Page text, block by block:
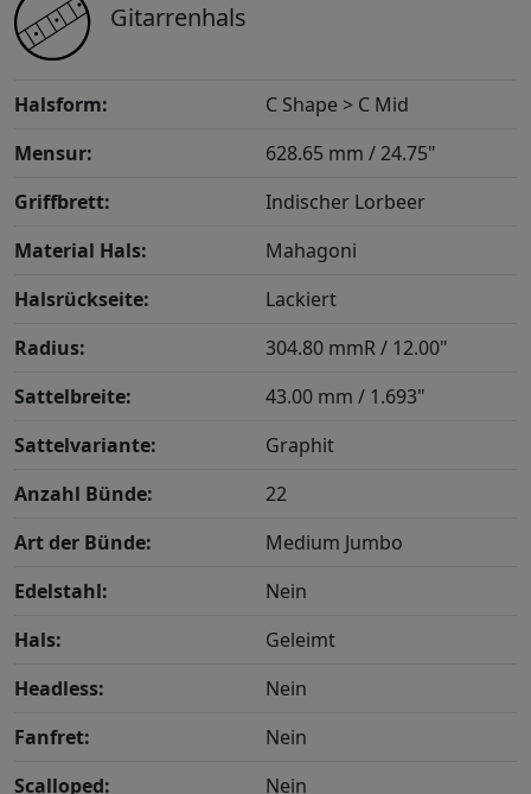
Gitarrenhals
Halsform:
C Shape > C Mid
Mensur:
628.65 mm / 24.75"
Griffbrett:
Indischer Lorbeer
Material Hals:
Mahagoni
Halsrückseite:
Lackiert
Radius:
304.80 mmR / 12.00"
Sattelbreite:
43.00 mm / 1.693"
Sattelvariante:
Graphit
Anzahl Bünde:
22
Art der Bünde:
Medium Jumbo
Edelstahl:
Nein
Hals:
Geleimt
Headless:
Nein
Fanfret:
Nein
Scalloped:
Nein